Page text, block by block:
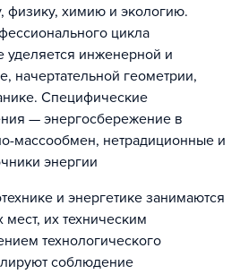
физику, химию и экологию.
цикла
инженерной и
начертательной геометрии,
Специфические
— энергосбережение в
массообмен, нетрадиционные и
энергии
и энергетике занимаются
их техническим
технологического
соблюдение